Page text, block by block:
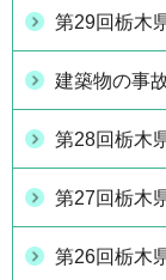
第29回栃木
建築物の事
第28回栃木
第27回栃木
第26回栃木